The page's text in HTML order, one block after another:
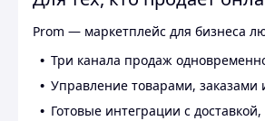
Prom — маркетплейс для бизнеса
Три канала продаж
Управление товарами,
Готовые интеграции с